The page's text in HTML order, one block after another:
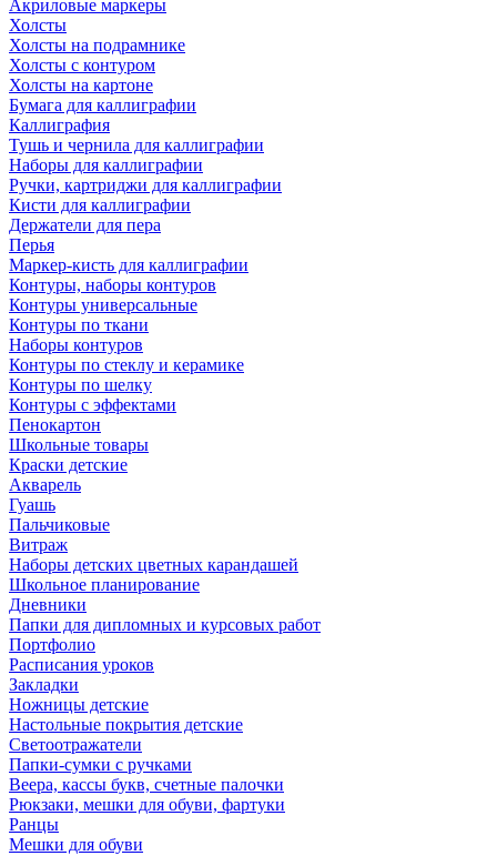
Акриловые маркеры
Холсты
Холсты на подрамнике
Холсты с контуром
Холсты на картоне
Бумага для каллиграфии
Каллиграфия
Тушь и чернила для каллиграфии
Наборы для каллиграфии
Ручки, картриджи для каллиграфии
Кисти для каллиграфии
Держатели для пера
Перья
Маркер-кисть для каллиграфии
Контуры, наборы контуров
Контуры универсальные
Контуры по ткани
Наборы контуров
Контуры по стеклу и керамике
Контуры по шелку
Контуры с эффектами
Пенокартон
Школьные товары
Краски детские
Акварель
Гуашь
Пальчиковые
Витраж
Наборы детских цветных карандашей
Школьное планирование
Дневники
Папки для дипломных и курсовых работ
Портфолио
Расписания уроков
Закладки
Ножницы детские
Настольные покрытия детские
Светоотражатели
Папки-сумки с ручками
Веера, кассы букв, счетные палочки
Рюкзаки, мешки для обуви, фартуки
Ранцы
Мешки для обуви